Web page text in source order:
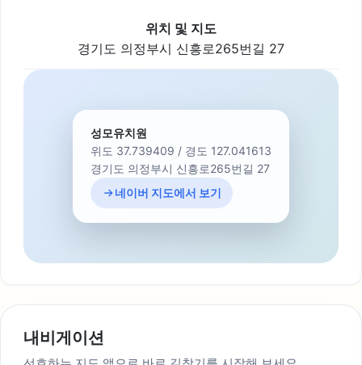
위치 및 지도
경기도 의정부시 신흥로265번길 27
성모유치원
위도 37.739409 / 경도 127.041613
경기도 의정부시 신흥로265번길 27
네이버 지도에서 보기
내비게이션